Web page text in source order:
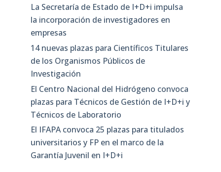
La Secretaría de Estado de I+D+i impulsa
la incorporación de investigadores en
empresas
14 nuevas plazas para Científicos Titulares
de los Organismos Públicos de
Investigación
El Centro Nacional del Hidrógeno convoca
plazas para Técnicos de Gestión de I+D+i y
Técnicos de Laboratorio
El IFAPA convoca 25 plazas para titulados
universitarios y FP en el marco de la
Garantía Juvenil en I+D+i